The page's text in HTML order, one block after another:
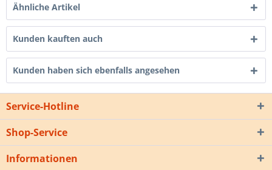
Ähnliche Artikel
Kunden kauften auch
Kunden haben sich ebenfalls angesehen
Service-Hotline
Shop-Service
Informationen